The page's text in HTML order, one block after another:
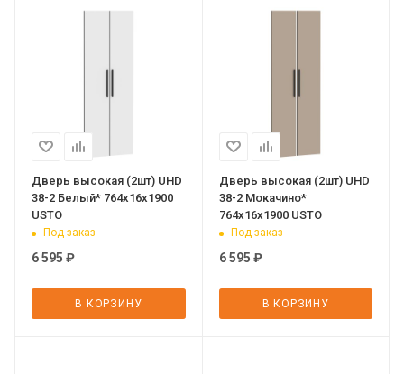
Дверь высокая (2шт) UHD
38-2 Белый* 764х16х1900
USTO
Под заказ
6 595 ₽
В КОРЗИНУ
Дверь высокая (2шт) UHD
38-2 Мокачино*
764х16х1900 USTO
Под заказ
6 595 ₽
В КОРЗИНУ